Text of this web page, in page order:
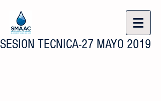
SESION TECNICA-27 MAYO 2019